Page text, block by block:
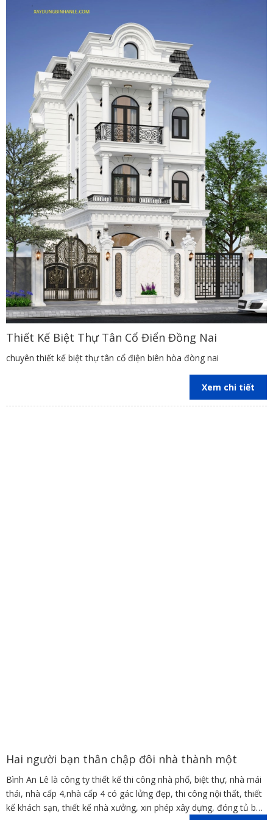
Thiết Kế Biệt Thự Tân Cổ Điển Đồng Nai
chuyên thiết kế biệt thự tân cổ điện biên hòa đòng nai
Xem chi tiết
Hai người bạn thân chập đôi nhà thành một
Bình An Lê là công ty thiết kế thi công nhà phố, biệt thự, nhà mái
thái, nhà cấp 4,nhà cấp 4 có gác lửng đẹp, thi công nội thất, thiết
kế khách sạn, thiết kế nhà xưởng, xin phép xây dựng, đóng tủ bếp